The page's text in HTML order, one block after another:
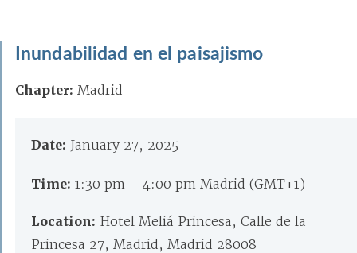
Inundabilidad en el paisajismo
Chapter: Madrid
Date: January 27, 2025
Time: 1:30 pm - 4:00 pm Madrid (GMT+1)
Location: Hotel Meliá Princesa, Calle de la
Princesa 27, Madrid, Madrid 28008